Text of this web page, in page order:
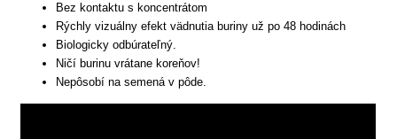
Bez kontaktu s koncentrátom
Rýchly vizuálny efekt vädnutia buriny už po 48 hodinách
Biologicky odbúrateľný.
Ničí burinu vrátane koreňov!
Nepôsobí na semená v pôde.